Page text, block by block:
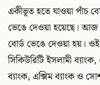
একীভূত হতে যাওয়া পাঁচ
ভেঙে দেওয়া হয়েছে। আজ
বোর্ড ভেঙে দেওয়া হয়।
সিকিউরিটি ইসলামী
ব্যাংক, এক্সিম ব্যাংক ও